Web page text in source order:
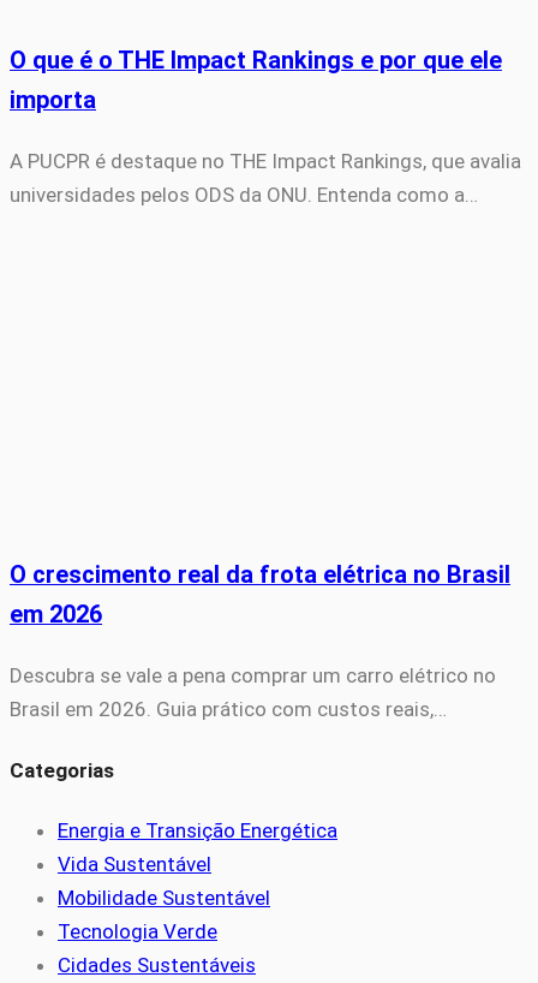
O que é o THE Impact Rankings e por que ele
importa
A PUCPR é destaque no THE Impact Rankings, que avalia
universidades pelos ODS da ONU. Entenda como a…
O crescimento real da frota elétrica no Brasil
em 2026
Descubra se vale a pena comprar um carro elétrico no
Brasil em 2026. Guia prático com custos reais,…
Categorias
Energia e Transição Energética
Vida Sustentável
Mobilidade Sustentável
Tecnologia Verde
Cidades Sustentáveis